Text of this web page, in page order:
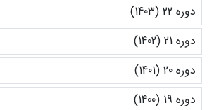
دوره 22 (1403)
دوره 21 (1402)
دوره 20 (1401)
دوره 19 (1400)